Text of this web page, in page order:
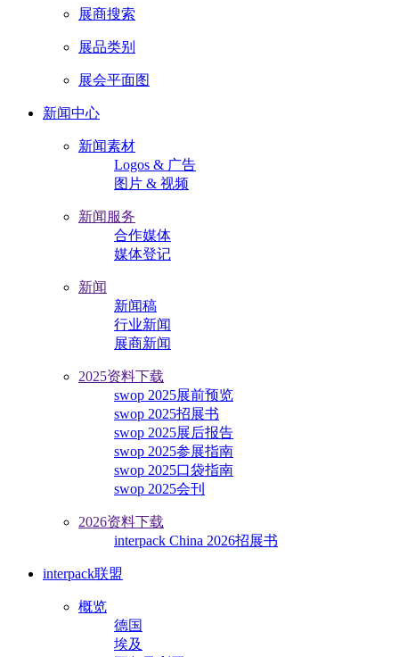
展商搜索
展品类别
展会平面图
新闻中心
新闻素材
Logos & 广告
图片 & 视频
新闻服务
合作媒体
媒体登记
新闻
新闻稿
行业新闻
展商新闻
2025资料下载
swop 2025展前预览
swop 2025招展书
swop 2025展后报告
swop 2025参展指南
swop 2025口袋指南
swop 2025会刊
2026资料下载
interpack China 2026招展书
interpack联盟
概览
德国
埃及